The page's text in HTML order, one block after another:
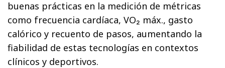
buenas prácticas en la medición de métricas
como frecuencia cardíaca, VO₂ máx., gasto
calórico y recuento de pasos, aumentando la
fiabilidad de estas tecnologías en contextos
clínicos y deportivos.